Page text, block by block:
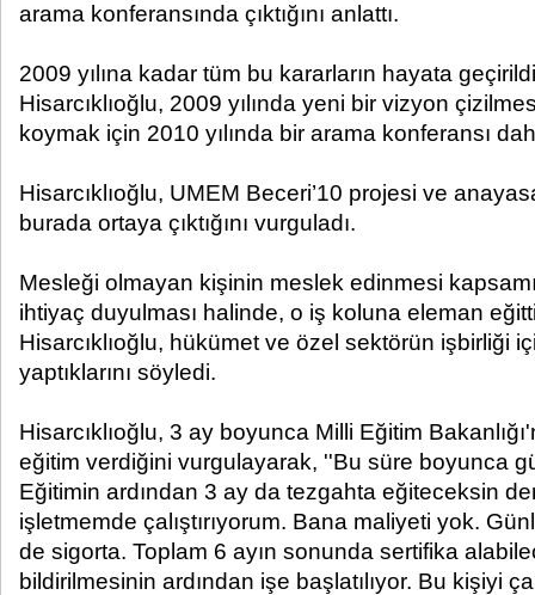
arama konferansında çıktığını anlattı.
2009 yılına kadar tüm bu kararların hayata
Hisarcıklıoğlu, 2009 yılında yeni bir vizyon
koymak için 2010 yılında bir arama konferansı
Hisarcıklıoğlu, UMEM Beceri’10 projesi ve
burada ortaya çıktığını vurguladı.
Mesleği olmayan kişinin meslek edinmesi
ihtiyaç duyulması halinde, o iş koluna eleman
Hisarcıklıoğlu, hükümet ve özel sektörün işbirliği
yaptıklarını söyledi.
Hisarcıklıoğlu, 3 ay boyunca Milli Eğitim
eğitim verdiğini vurgulayarak, ''Bu süre boyunca
Eğitimin ardından 3 ay da tezgahta eğiteceksin
işletmemde çalıştırıyorum. Bana maliyeti yok.
de sigorta. Toplam 6 ayın sonunda sertifika
bildirilmesinin ardından işe başlatılıyor. Bu kişiyi